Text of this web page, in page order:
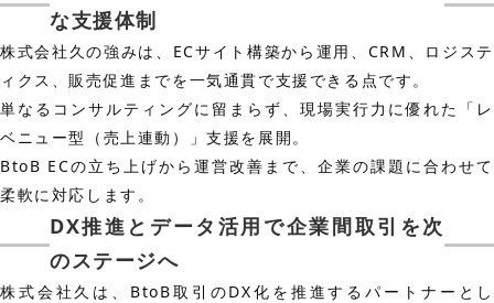
な支援体制
株式会社久の強みは、ECサイト構築から運用、CRM、ロジステ
ィクス、販売促進までを一気通貫で支援できる点です。
単なるコンサルティングに留まらず、現場実行力に優れた「レ
ベニュー型（売上連動）」支援を展開。
BtoB ECの立ち上げから運営改善まで、企業の課題に合わせて
柔軟に対応します。
DX推進とデータ活用で企業間取引を次
のステージへ
株式会社久は、BtoB取引のDX化を推進するパートナーとし